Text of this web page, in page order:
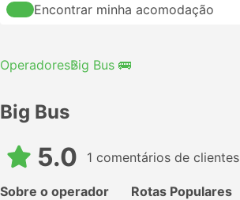
Encontrar minha acomodação
OperadoresBig Bus 🚌
Big Bus
5.0 1 comentários de clientes
Sobre o operador Rotas Populares